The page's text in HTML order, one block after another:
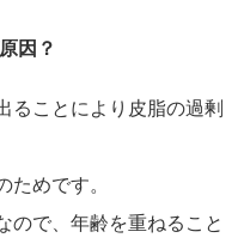
因？
ることにより皮脂の過剰
ためです。
ので、年齢を重ねること